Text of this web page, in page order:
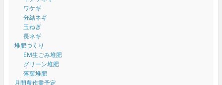
ワケギ
分結ネギ
玉ねぎ
長ネギ
堆肥づくり
EM生ごみ堆肥
グリーン堆肥
落葉堆肥
月間農作業予定